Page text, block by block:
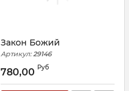
Закон Божий
Артикул: 29146
780,00 Руб